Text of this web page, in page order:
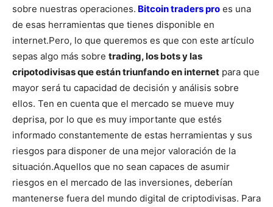
sobre nuestras operaciones. Bitcoin traders pro es una
de esas herramientas que tienes disponible en
internet.Pero, lo que queremos es que con este artículo
sepas algo más sobre trading, los bots y las
cripotodivisas que están triunfando en internet para que
mayor será tu capacidad de decisión y análisis sobre
ellos. Ten en cuenta que el mercado se mueve muy
deprisa, por lo que es muy importante que estés
informado constantemente de estas herramientas y sus
riesgos para disponer de una mejor valoración de la
situación.Aquellos que no sean capaces de asumir
riesgos en el mercado de las inversiones, deberían
mantenerse fuera del mundo digital de criptodivisas. Para